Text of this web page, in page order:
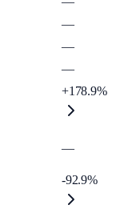
—
—
—
+178.9%
—
-92.9%